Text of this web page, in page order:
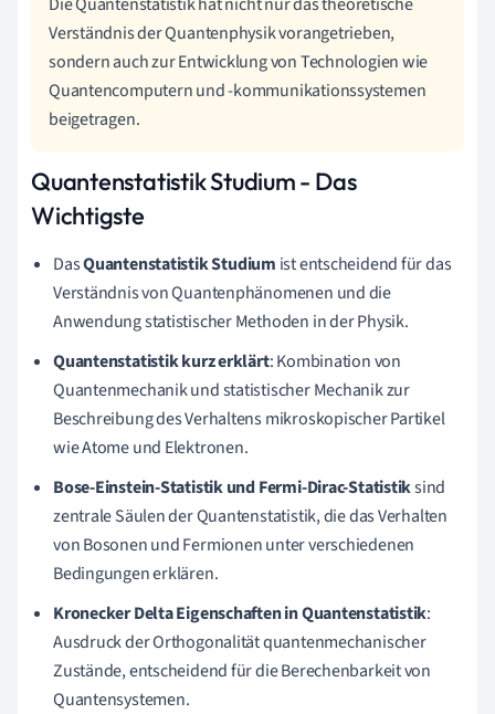
Verständnis der Quantenphysik vorangetrieben,
sondern auch zur Entwicklung von Technologien wie
Quantencomputern und -kommunikationssystemen
beigetragen.
Quantenstatistik Studium - Das
Wichtigste
DasQuantenstatistik Studium ist entscheidend für das
Verständnis von Quantenphänomenen und die
Anwendung statistischer Methoden in der Physik.
Quantenstatistik kurz erklärt: Kombination von
Quantenmechanik und statistischer Mechanik zur
Beschreibung des Verhaltens mikroskopischer Partikel
wie Atome und Elektronen.
Bose-Einstein-Statistik und Fermi-Dirac-Statistiksind
zentrale Säulen der Quantenstatistik, die das Verhalten
von Bosonen und Fermionen unter verschiedenen
Bedingungen erklären.
Kronecker Delta Eigenschaften in Quantenstatistik:
Ausdruck der Orthogonalität quantenmechanischer
Zustände, entscheidend für die Berechenbarkeit von
Quantensystemen.